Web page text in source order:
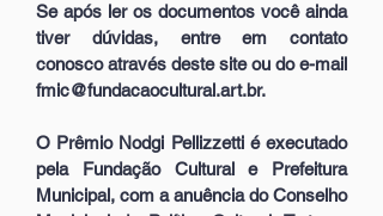
Se após ler os documentos você ainda
tiver dúvidas, entre em contato
conosco através deste site ou do e-mail
fmic@fundacaocultural.art.br.
O Prêmio Nodgi Pellizzetti é executado
pela Fundação Cultural e Prefeitura
Municipal, com a anuência do Conselho